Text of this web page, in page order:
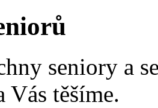
seniory a
Vás těšíme.